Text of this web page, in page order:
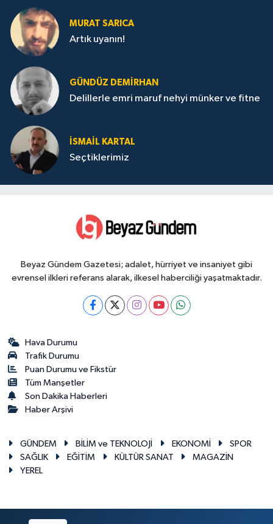
MURAT SARICA
Artık uyanın!
GÜNDÜZ DEMIRHAN
Delillerle emri maruf nehyi münker ve fitne
İSMAIL KARTAL
Seçtiklerimiz
Beyaz Gündem Gazetesi; adalet, hürriyet ve insaniyet gibi
evrensel ilkleri referans alarak, ilkesel haberciliği yaşatmaktadır.
Hava Durumu
Trafik Durumu
Puan Durumu ve Fikstür
Tüm Manşetler
Son Dakika Haberleri
Haber Arşivi
GÜNDEM BİLİM ve TEKNOLOJİ EKONOMİ
SPOR
SAĞLIK
EĞİTİM KÜLTÜR SANAT
MAGAZİN
YEREL